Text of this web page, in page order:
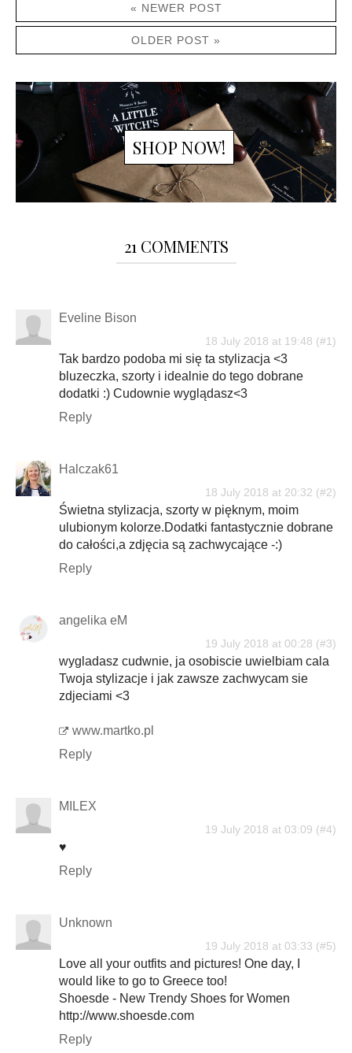
« NEWER POST
OLDER POST »
SHOP NOW!
21 COMMENTS
Eveline Bison
18 July 2018 at 19:48
Tak bardzo podoba mi się ta stylizacja <3
bluzeczka, szorty i idealnie do tego dobrane
dodatki :) Cudownie wyglądasz<3
Reply
Halczak61
18 July 2018 at 20:32
Świetna stylizacja, szorty w pięknym, moim
ulubionym kolorze.Dodatki fantastycznie dobrane
do całości,a zdjęcia są zachwycające -:)
Reply
angelika eM
19 July 2018 at 00:28
wygladasz cudwnie, ja osobiscie uwielbiam cala
Twoja stylizacje i jak zawsze zachwycam sie
zdjeciami <3
www.martko.pl
Reply
MILEX
19 July 2018 at 03:09
♥
Reply
Unknown
19 July 2018 at 03:33
Love all your outfits and pictures! One day, I
would like to go to Greece too!
Shoesde - New Trendy Shoes for Women
http://www.shoesde.com
Reply